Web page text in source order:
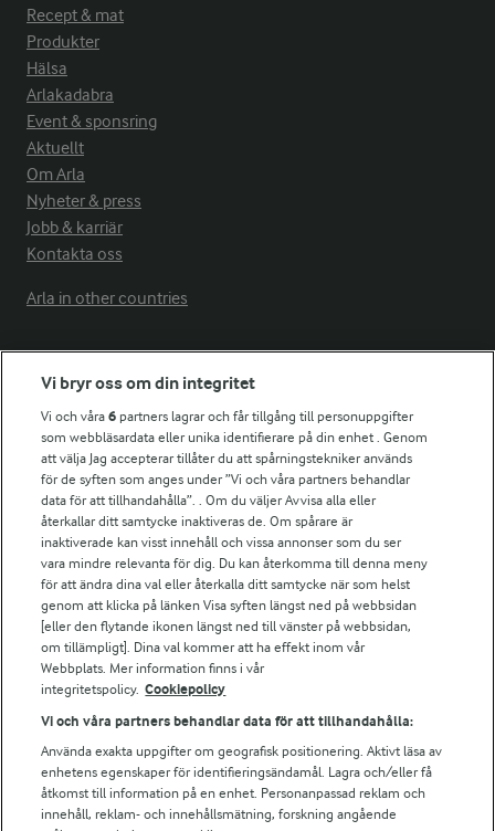
Recept & mat
Produkter
Hälsa
Arlakadabra
Event & sponsring
Aktuellt
Om Arla
Nyheter & press
Jobb & karriär
Kontakta oss
Arla in other countries
Fler Arlasajter
För ägare
Arlas kundportal
Arla.com
Falbygdens Ost
Arla webbshop
Bildbank
Följ oss
Vi bryr oss om din integritet
Vi och våra6 partners lagrar och får tillgång till personuppgifter
som webbläsardata eller unika identifierare på din enhet . Genom
att välja Jag accepterar tillåter du att spårningstekniker används
för de syften som anges under ”Vi och våra partners behandlar
data för att tillhandahålla”. . Om du väljer Avvisa alla eller
återkallar ditt samtycke inaktiveras de. Om spårare är
inaktiverade kan visst innehåll och vissa annonser som du ser
vara mindre relevanta för dig. Du kan återkomma till denna meny
för att ändra dina val eller återkalla ditt samtycke när som helst
genom att klicka på länken Visa syften längst ned på webbsidan
[eller den flytande ikonen längst ned till vänster på webbsidan,
om tillämpligt]. Dina val kommer att ha effekt inom vår
Webbplats. Mer information finns i vår
integritetspolicy. Cookiepolicy
Vi och våra partners behandlar data för att tillhandahålla:
Använda exakta uppgifter om geografisk positionering. Aktivt läsa av
enhetens egenskaper för identifieringsändamål. Lagra och/eller få
åtkomst till information på en enhet. Personanpassad reklam och
innehåll, reklam- och innehållsmätning, forskning angående